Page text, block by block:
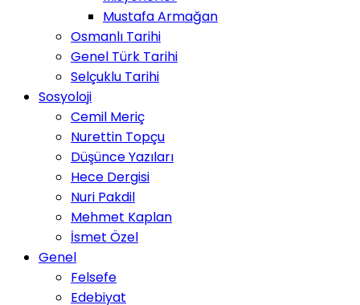
Mustafa Armağan
Osmanlı Tarihi
Genel Türk Tarihi
Selçuklu Tarihi
Sosyoloji
Cemil Meriç
Nurettin Topçu
Düşünce Yazıları
Hece Dergisi
Nuri Pakdil
Mehmet Kaplan
İsmet Özel
Genel
Felsefe
Edebiyat